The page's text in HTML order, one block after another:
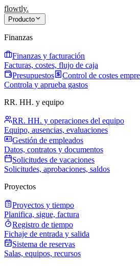
flowtly.
Producto
Finanzas
Finanzas y facturación
Facturas, costes, flujo de caja
Presupuestos
Control de costes
Controla y aprueba gastos
RR. HH. y equipo
RR. HH. y operaciones del equipo
Equipo, ausencias, evaluaciones
Gestión de empleados
Datos, contratos y documentos
Solicitudes de vacaciones
Solicitudes, aprobaciones, saldos
Proyectos
Proyectos y tiempo
Planifica, sigue, factura
Registro de tiempo
Fichaje de entrada y salida
Sistema de reservas
Salas, equipos, recursos